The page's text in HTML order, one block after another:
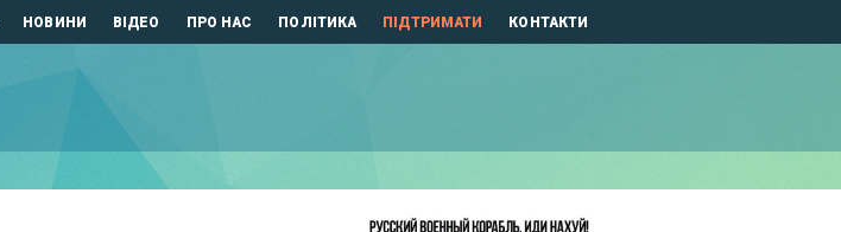
НОВИНИ ВІДЕО ПРО НАС ПОЛІТИКА ПІДТРИМАТИ КОНТАКТИ